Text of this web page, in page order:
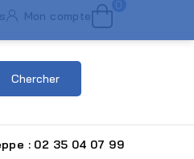
Mon compte
0
Chercher
: 02 35 04 07 99